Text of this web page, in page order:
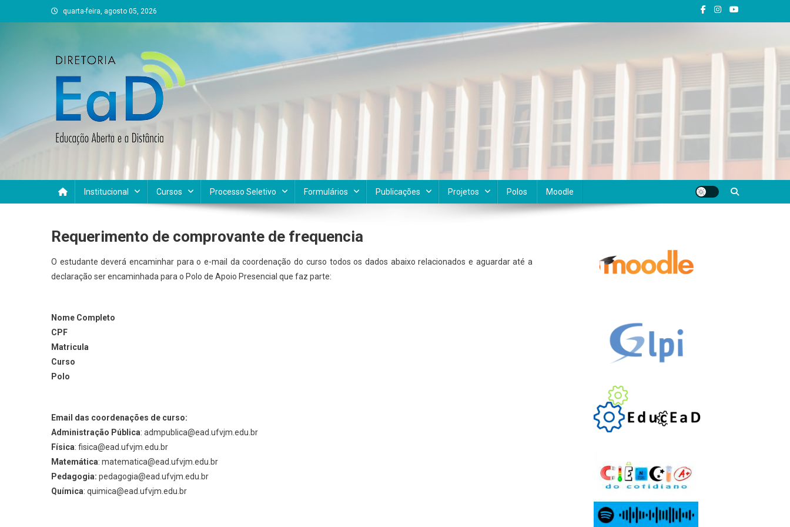
to
quarta-feira, agosto 05, 2026
DEAD UFVJM
Institucional Cursos Processo Seletivo Formulários Publicações Projetos Polos Moodle
Requerimento de comprovante de frequencia
O estudante deverá encaminhar para o e-mail da coordenação do curso todos os dados abaixo relacionados e aguardar até a
declaração ser encaminhada para o Polo de Apoio Presencial que faz parte:
Nome Completo
CPF
Matricula
Curso
Polo
Email das coordenações de curso:
Administração Pública: admpublica@ead.ufvjm.edu.br
Física: fisica@ead.ufvjm.edu.br
Matemática: matematica@ead.ufvjm.edu.br
Pedagogia: pedagogia@ead.ufvjm.edu.br
Química: quimica@ead.ufvjm.edu.br